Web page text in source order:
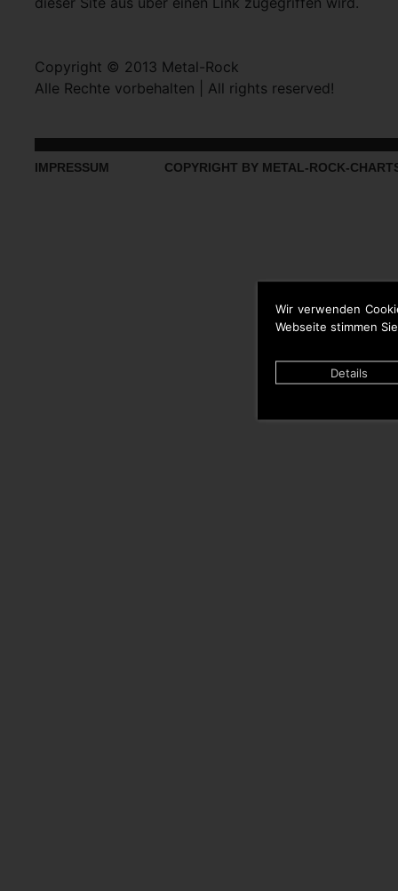
Wir verwenden
Webseite stimmen
Details
Copyright © 2013 Metal-Rock
Alle Rechte vorbehalten | All rights reserved!
IMPRESSUM COPYRIGHT BY METAL-ROCK-